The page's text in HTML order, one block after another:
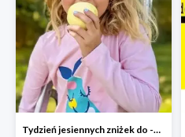
Tydzień jesiennych zniżek do -30%